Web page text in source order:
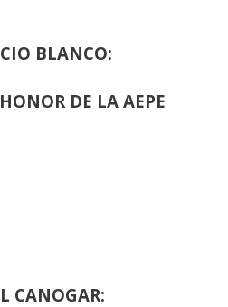
BLANCO:
DE LA AEPE
CANOGAR: